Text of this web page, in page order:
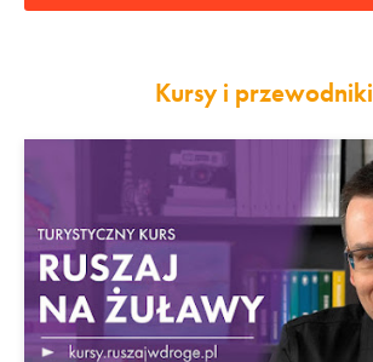
Kursy i przewodniki